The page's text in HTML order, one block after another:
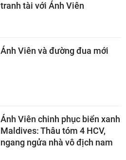
tranh tài với Ánh Viên
Ánh Viên và đường đua mới
Ánh Viên chinh phục biển xanh
Maldives: Thâu tóm 4 HCV,
ngang ngửa nhà vô địch nam